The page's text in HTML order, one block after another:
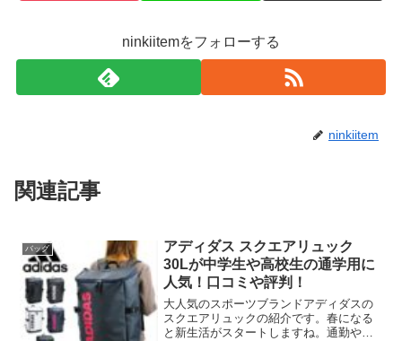
ninkiitemをフォローする
ninkiitem
関連記事
バッグ
アディダス スクエアリュック
30Lが中学生や高校生の通学用に
人気！口コミや評判！
大人気のスポーツブランドアディダスの
スクエアリュックの紹介です。春になる
と新生活がスタートしますね。通勤や通